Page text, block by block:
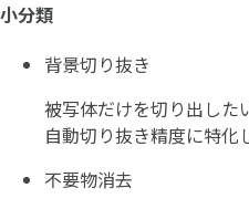
小分類
背景切り抜き
被写体だけを切り出した
自動切り抜き精度に特化
不要物消去